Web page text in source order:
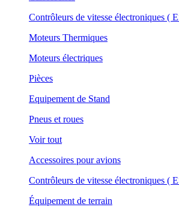
Contrôleurs de vitesse électroniques (
Moteurs Thermiques
Moteurs électriques
Pièces
Equipement de Stand
Pneus et roues
Voir tout
Accessoires pour avions
Contrôleurs de vitesse électroniques (
Équipement de terrain